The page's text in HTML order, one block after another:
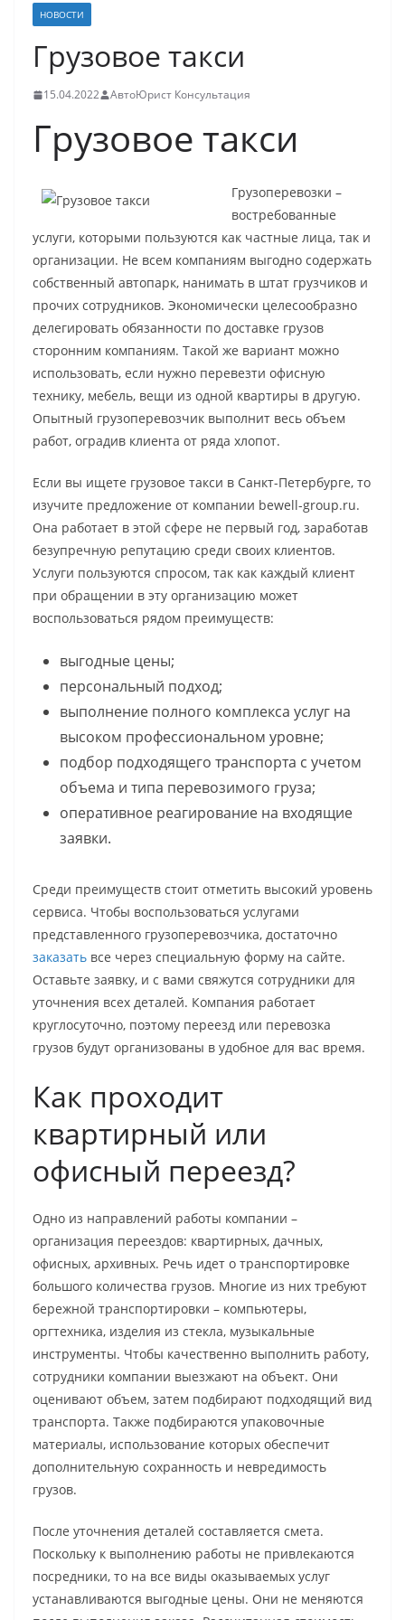
НОВОСТИ
Грузовое такси
15.04.2022 АвтоЮрист Консультация
Грузовое такси
Грузоперевозки –
востребованные
услуги, которыми пользуются как частные лица, так и
организации. Не всем компаниям выгодно содержать
собственный автопарк, нанимать в штат грузчиков и
прочих сотрудников. Экономически целесообразно
делегировать обязанности по доставке грузов
сторонним компаниям. Такой же вариант можно
использовать, если нужно перевезти офисную
технику, мебель, вещи из одной квартиры в другую.
Опытный грузоперевозчик выполнит весь объем
работ, оградив клиента от ряда хлопот.
Если вы ищете грузовое такси в Санкт-Петербурге, то
изучите предложение от компании bewell-group.ru.
Она работает в этой сфере не первый год, заработав
безупречную репутацию среди своих клиентов.
Услуги пользуются спросом, так как каждый клиент
при обращении в эту организацию может
воспользоваться рядом преимуществ:
выгодные цены;
персональный подход;
выполнение полного комплекса услуг на
высоком профессиональном уровне;
подбор подходящего транспорта с учетом
объема и типа перевозимого груза;
оперативное реагирование на входящие
заявки.
Среди преимуществ стоит отметить высокий уровень
сервиса. Чтобы воспользоваться услугами
представленного грузоперевозчика, достаточно
заказать все через специальную форму на сайте.
Оставьте заявку, и с вами свяжутся сотрудники для
уточнения всех деталей. Компания работает
круглосуточно, поэтому переезд или перевозка
грузов будут организованы в удобное для вас время.
Как проходит
квартирный или
офисный переезд?
Одно из направлений работы компании –
организация переездов: квартирных, дачных,
офисных, архивных. Речь идет о транспортировке
большого количества грузов. Многие из них требуют
бережной транспортировки – компьютеры,
оргтехника, изделия из стекла, музыкальные
инструменты. Чтобы качественно выполнить работу,
сотрудники компании выезжают на объект. Они
оценивают объем, затем подбирают подходящий вид
транспорта. Также подбираются упаковочные
материалы, использование которых обеспечит
дополнительную сохранность и невредимость
грузов.
После уточнения деталей составляется смета.
Поскольку к выполнению работы не привлекаются
посредники, то на все виды оказываемых услуг
устанавливаются выгодные цены. Они не меняются